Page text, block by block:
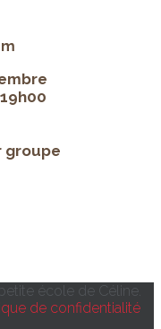
groupe
école de Céline.
de confidentialité